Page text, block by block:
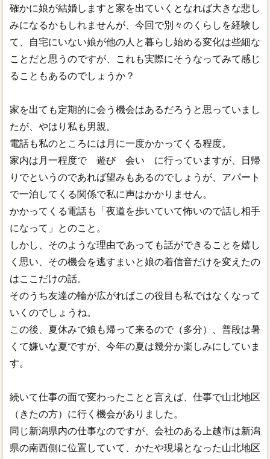
確かに娘が結婚しますと家を出ていくとなれば大きな悲し
みになるかもしれませんが、今回で別々のくらしを経験し
て、自宅にいない娘が他の人と暮らし始める変化は些細な
ことだと思うのですが、これも実際にそうなってみて感じ
ることもあるのでしょうか？
家を出ても定期的に会う機会はあるだろうと思っていまし
たが、やはり私も男親。
電話も私のところには月に一度かかってくる程度。
家内は月一程度で 遊び会い に行っていますが、日帰
りでというのであれば望みもあるのでしょうが、アパート
で一泊してくる関係で私に声はかかりません。
かかってくる電話も「夜道を歩いていて怖いので話し相手
になって」とのこと。
しかし、そのような理由であっても話ができることを嬉し
く思い、その機会を逃すまいと娘の着信音だけを変えたの
はここだけの話。
そのうち友達の輪が広がればこの役目も私ではなくなって
いくのでしょうね。
この後、夏休みで娘も帰って来るので（多分）、普段は暑
くて嫌いな夏ですが、今年の夏は幾分か楽しみにしていま
す。
続いて仕事の面で変わったことと言えば、仕事で山北地区
（きたの方）に行く機会がありました。
同じ新潟県内の仕事なのですが、会社のある上越市は新潟
県の南西側に位置していて、かたや現場となった山北地区